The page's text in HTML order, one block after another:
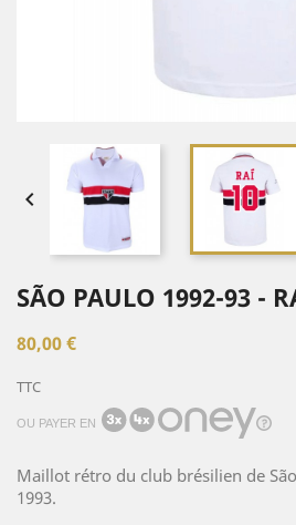

SÃO PAULO 1992-93 -
80,00 €
TTC
OU PAYER EN
Maillot rétro du club brésilien de
1993.